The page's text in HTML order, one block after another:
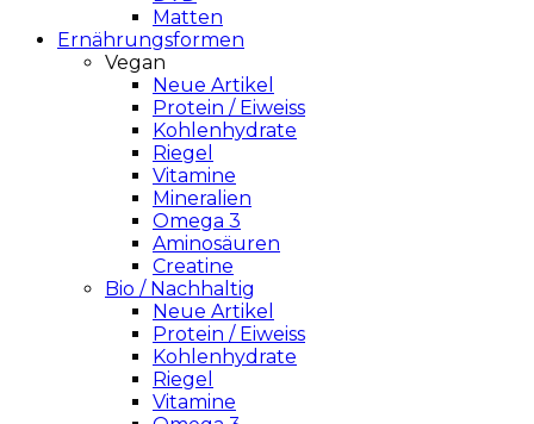
Matten
Ernährungsformen
Vegan
Neue Artikel
Protein / Eiweiss
Kohlenhydrate
Riegel
Vitamine
Mineralien
Omega 3
Aminosäuren
Creatine
Bio / Nachhaltig
Neue Artikel
Protein / Eiweiss
Kohlenhydrate
Riegel
Vitamine